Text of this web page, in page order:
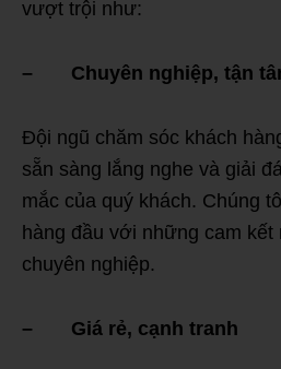
vượt trội như:
– Chuyên nghiệp, tận
Đội ngũ chăm sóc khách
sẵn sàng lắng nghe và giải
mắc của quý khách. Chúng
hàng đầu với những cam kết
chuyên nghiệp.
– Giá rẻ, cạnh tranh